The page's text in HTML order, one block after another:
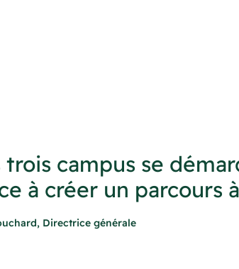
trois campus se
à créer un parcours
Directrice générale